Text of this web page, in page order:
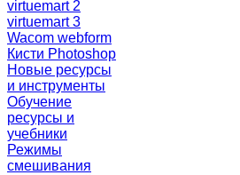
virtuemart 2
virtuemart 3
Wacom webform
Кисти Photoshop
Новые ресурсы
и инструменты
Обучение
ресурсы и
учебники
Режимы
смешивания